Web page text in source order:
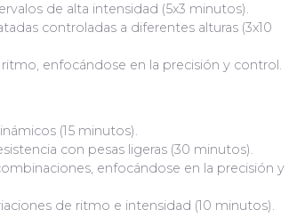
de alta intensidad (5x3 minutos).
controladas a diferentes alturas (3x10
enfocándose en la precisión y control.
(15 minutos).
con pesas ligeras (30 minutos).
enfocándose en la precisión y
de ritmo e intensidad (10 minutos).